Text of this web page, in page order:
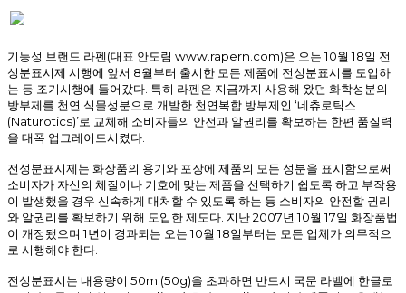
기능성 브랜드 라펜(대표 안도림 www.rapern.com)은 오는 10월 18일 전
성분표시제 시행에 앞서 8월부터 출시한 모든 제품에 전성분표시를 도입하
는 등 조기시행에 들어갔다. 특히 라펜은 지금까지 사용해 왔던 화학성분의
방부제를 천연 식물성분으로 개발한 천연복합 방부제인 ‘네츄로틱스
(Naturotics)’로 교체해 소비자들의 안전과 알권리를 확보하는 한편 품질력
을 대폭 업그레이드시켰다.
전성분표시제는 화장품의 용기와 포장에 제품의 모든 성분을 표시함으로써
소비자가 자신의 체질이나 기호에 맞는 제품을 선택하기 쉽도록 하고 부작용
이 발생했을 경우 신속하게 대처할 수 있도록 하는 등 소비자의 안전할 권리
와 알권리를 확보하기 위해 도입한 제도다. 지난 2007년 10월 17일 화장품법
이 개정됐으며 1년이 경과되는 오는 10월 18일부터는 모든 업체가 의무적으
로 시행해야 한다.
전성분표시는 내용량이 50ml(50g)을 초과하면 반드시 국문 라벨에 한글로